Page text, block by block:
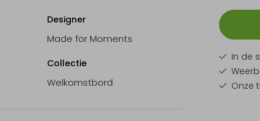
Designer
Made for Moments
Collectie
Welkomstbord
In de
Onze